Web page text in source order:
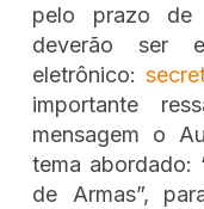
pelo prazo de
deverão ser
eletrônico:
importante
mensagem o
tema abordado:
de Armas”,